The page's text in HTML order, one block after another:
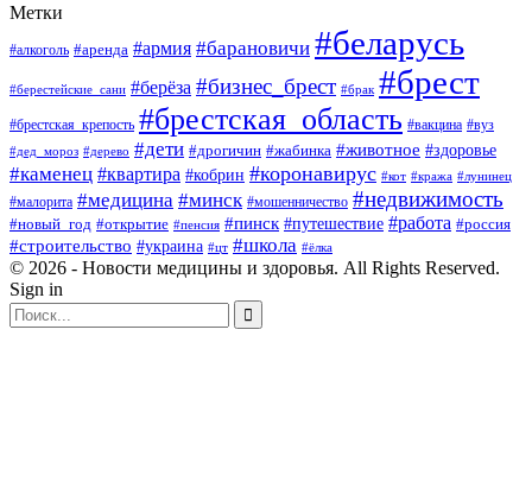
Метки
#алкоголь #аренда #армия #барановичи #беларусь
#берестейские_сани #берёза #бизнес_брест #брак #брест
#брестская_крепость #брестская_область #вакцина #вуз
#дед_мороз #дерево #дети #дрогичин #жабинка #животное #здоровье
#каменец #квартира #кобрин #коронавирус #кот #кража #лунинец
#малорита #медицина #минск #мошенничество #недвижимость
#новый_год #открытие #пенсия #пинск #путешествие #работа #россия
#строительство #украина #цт #школа #ёлка
© 2026 - Новости медицины и здоровья. All Rights Reserved.
Sign in